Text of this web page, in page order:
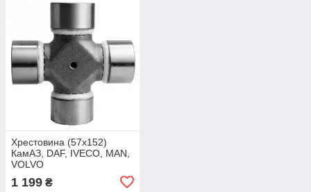
Хрестовина (57х152)
КамАЗ, DAF, IVECO, MAN,
VOLVO
1 199 ₴